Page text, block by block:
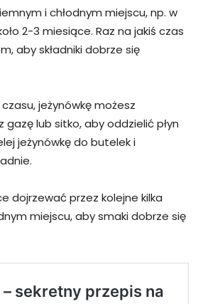
i chłodnym miejscu, np. w
2-3 miesiące. Raz na jakiś czas
aby składniki dobrze się
jeżynówkę możesz
gazę lub sitko, aby oddzielić płyn
jeżynówkę do butelek i
dojrzewać przez kolejne kilka
miejscu, aby smaki dobrze się